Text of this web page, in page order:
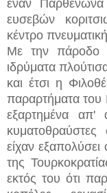
έναν
ευσεβών
κέντρο
Με την πάροδο
ιδρύματα
και έτσι η
παραρτήματα
εξαρτημένα απ'
είχαν
της
εκτός του ότι